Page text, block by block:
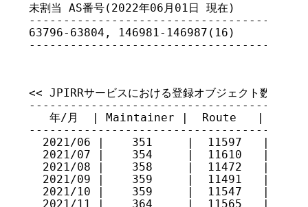
未割当 AS番号(2022年06月01日 現在)
63796-63804, 146981-146987(16)
<< JPIRRサービスにおける登録オブジェクト数 >>
年/月  | Maintainer |  Route   |
2021/06 |    351     |  11597   |
2021/07 |    354     |  11610   |
2021/08 |    358     |  11472   |
2021/09 |    359     |  11491   |
2021/10 |    359     |  11547   |
2021/11 |    364     |  11565   |